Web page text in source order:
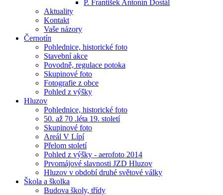
P. František Antonín Dostál
Aktuality
Kontakt
Vaše názory
Černotín
Pohlednice, historické foto
Stavební akce
Povodně, regulace potoka
Skupinové foto
Fotografie z obce
Pohled z výšky
Hluzov
Pohlednice, historické foto
50. až 70 .léta 19. století
Skupinové foto
Areál V Lípí
Přelom století
Pohled z výšky - aerofoto 2014
Prvomájové slavnosti JZD Hluzov
Hluzov v období druhé světové války
Škola a školka
Budova školy, třídy